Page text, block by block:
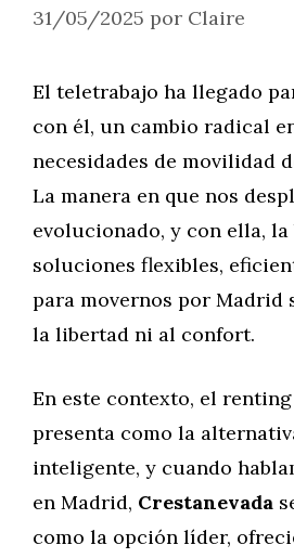
31/05/2025 por Claire
El teletrabajo ha llegado
con él, un cambio radical
necesidades de movilidad
La manera en que nos
evolucionado, y con ella, la
soluciones flexibles,
para movernos por Madrid
la libertad ni al confort.
En este contexto, el
presenta como la
inteligente, y cuando
en Madrid, Crestanevada
como la opción líder,